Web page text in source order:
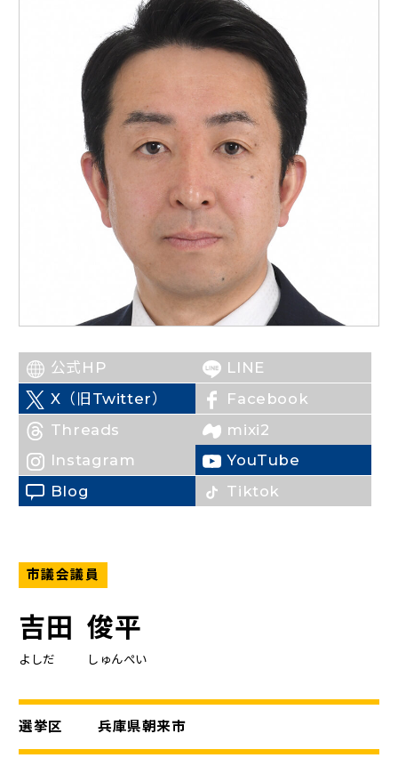
お問い合わせ
ニュースリリース
こくみんうさぎの部屋
参加・サポート
Go!Go!こくみんストア（新しいタブで開く）
TEAMこくみんうさぎ （新しいタブで開く）
こくみんオンラインスクール（新しいタブで開く）
国民民主党学生部 （新しいタブで開く）
二次創作ガイドライン （新しいタブで開く）
プライバシーポリシー
特定商取引法に基づく表記
公式HP
LINE
X（旧Twitter）
（新しいタブで開く）
Facebook
Threads
mixi2
Instagram
YouTube
（新しいタブで開く）
Blog
Tiktok
市議会議員
吉田 俊平
よしだ しゅんぺい
選挙区 兵庫県朝来市